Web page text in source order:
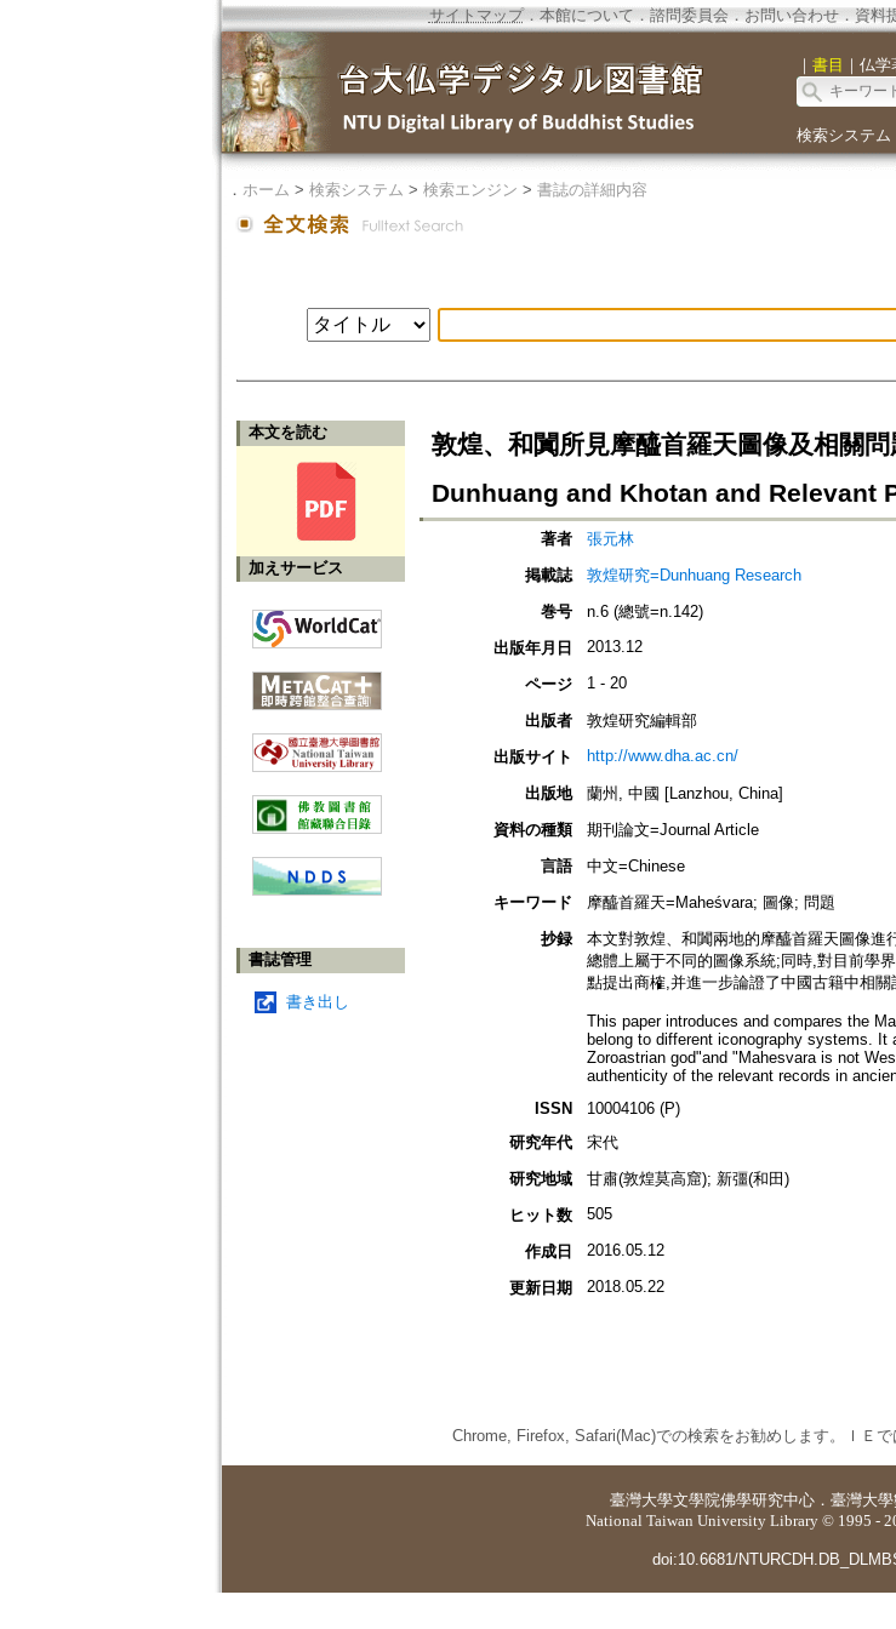
サイトマップ．本館について ． 諮問委員会． お問い合わせ． 資料
｜ 書目 ｜ 仏学
検索システム
． ホーム > 検索システム > 検索エンジン > 書誌の詳細内容
本文を読む
加えサービス
書誌管理
書き出し
敦煌、和闐所見摩醯首羅天圖像及相關
Dunhuang and Khotan and Relevant
著者
張元林
掲載誌
敦煌研究=Dunhuang Research
巻号
n.6 (總號=n.142)
出版年月日
2013.12
ページ 1 - 20
出版者
敦煌研究編輯部
出版サイト
http://www.dha.ac.cn/
出版地
蘭州, 中國 [Lanzhou, China]
資料の種類
期刊論文=Journal Article
言語
中文=Chinese
キーワード
摩醯首羅天=Maheśvara; 圖像; 問題
抄録
本文對敦煌、和闐兩地的摩醯首羅天圖像
總體上屬于不同的圖像系統;同時,對目前學
點提出商榷,并進一步論證了中國古籍中相關
This paper introduces and compares the
belong to different iconography systems.
Zoroastrian god"and "Mahesvara is not
authenticity of the relevant records in
ISSN
10004106 (P)
研究年代
宋代
研究地域
甘肅(敦煌莫高窟); 新彊(和田)
ヒット数
505
作成日 2016.05.12
更新日期 2018.05.22
Chrome, Firefox, Safari(Mac)での検索をお勧めします。ＩＥ
臺灣大學文學院佛學研究中心 ． 臺灣大
National Taiwan University Library © 1995 -
doi:10.6681/